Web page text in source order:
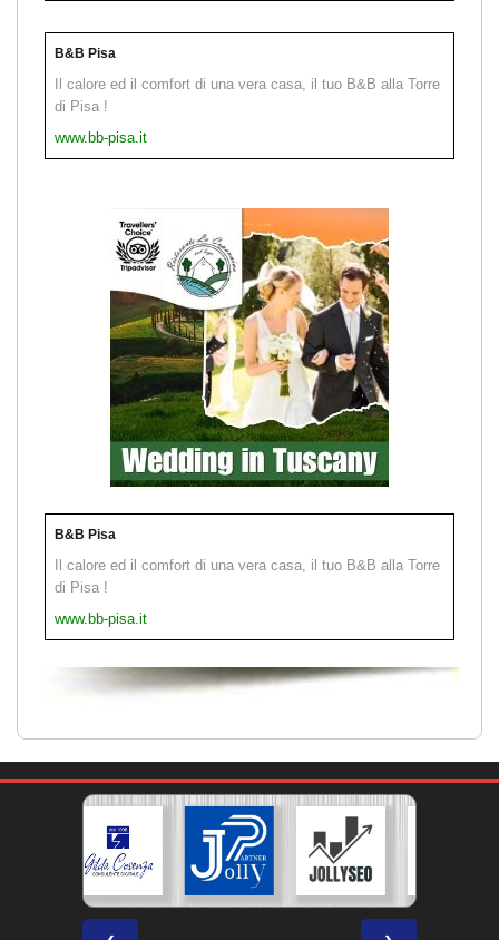
B&B Pisa
Il calore ed il comfort di una vera casa, il tuo B&B alla Torre
di Pisa !
www.bb-pisa.it
B&B Pisa
Il calore ed il comfort di una vera casa, il tuo B&B alla Torre
di Pisa !
www.bb-pisa.it